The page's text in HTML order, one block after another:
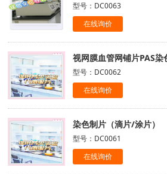
型号：DC0063
在线询价
视网膜血管网铺片PAS染
型号：DC0062
在线询价
染色制片（滴片/涂片）
型号：DC0061
在线询价